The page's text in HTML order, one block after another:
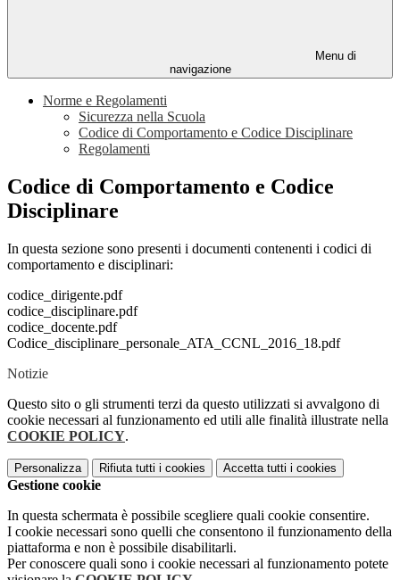
Menu di
navigazione
Norme e Regolamenti
Sicurezza nella Scuola
Codice di Comportamento e Codice Disciplinare
Regolamenti
Codice di Comportamento e Codice
Disciplinare
In questa sezione sono presenti i documenti contenenti i codici di
comportamento e disciplinari:
codice_dirigente.pdf
codice_disciplinare.pdf
codice_docente.pdf
Codice_disciplinare_personale_ATA_CCNL_2016_18.pdf
Notizie
Questo sito o gli strumenti terzi da questo utilizzati si avvalgono di
cookie necessari al funzionamento ed utili alle finalità illustrate nella
COOKIE POLICY.
Personalizza Rifiuta tutti i cookies Accetta tutti i cookies
Gestione cookie
In questa schermata è possibile scegliere quali cookie consentire.
I cookie necessari sono quelli che consentono il funzionamento della
piattaforma e non è possibile disabilitarli.
Per conoscere quali sono i cookie necessari al funzionamento potete